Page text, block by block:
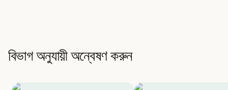
বিভাগ অনুযায়ী অন্বেষণ করুন